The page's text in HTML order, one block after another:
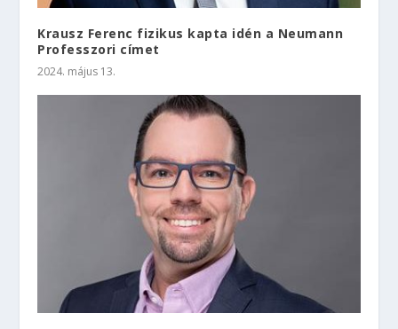
Krausz Ferenc fizikus kapta idén a Neumann
Professzori címet
2024. május 13.